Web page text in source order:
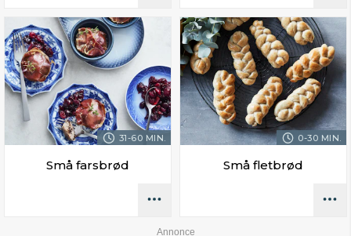
31-60 MIN.
Små farsbrød
0-30 MIN.
Små fletbrød